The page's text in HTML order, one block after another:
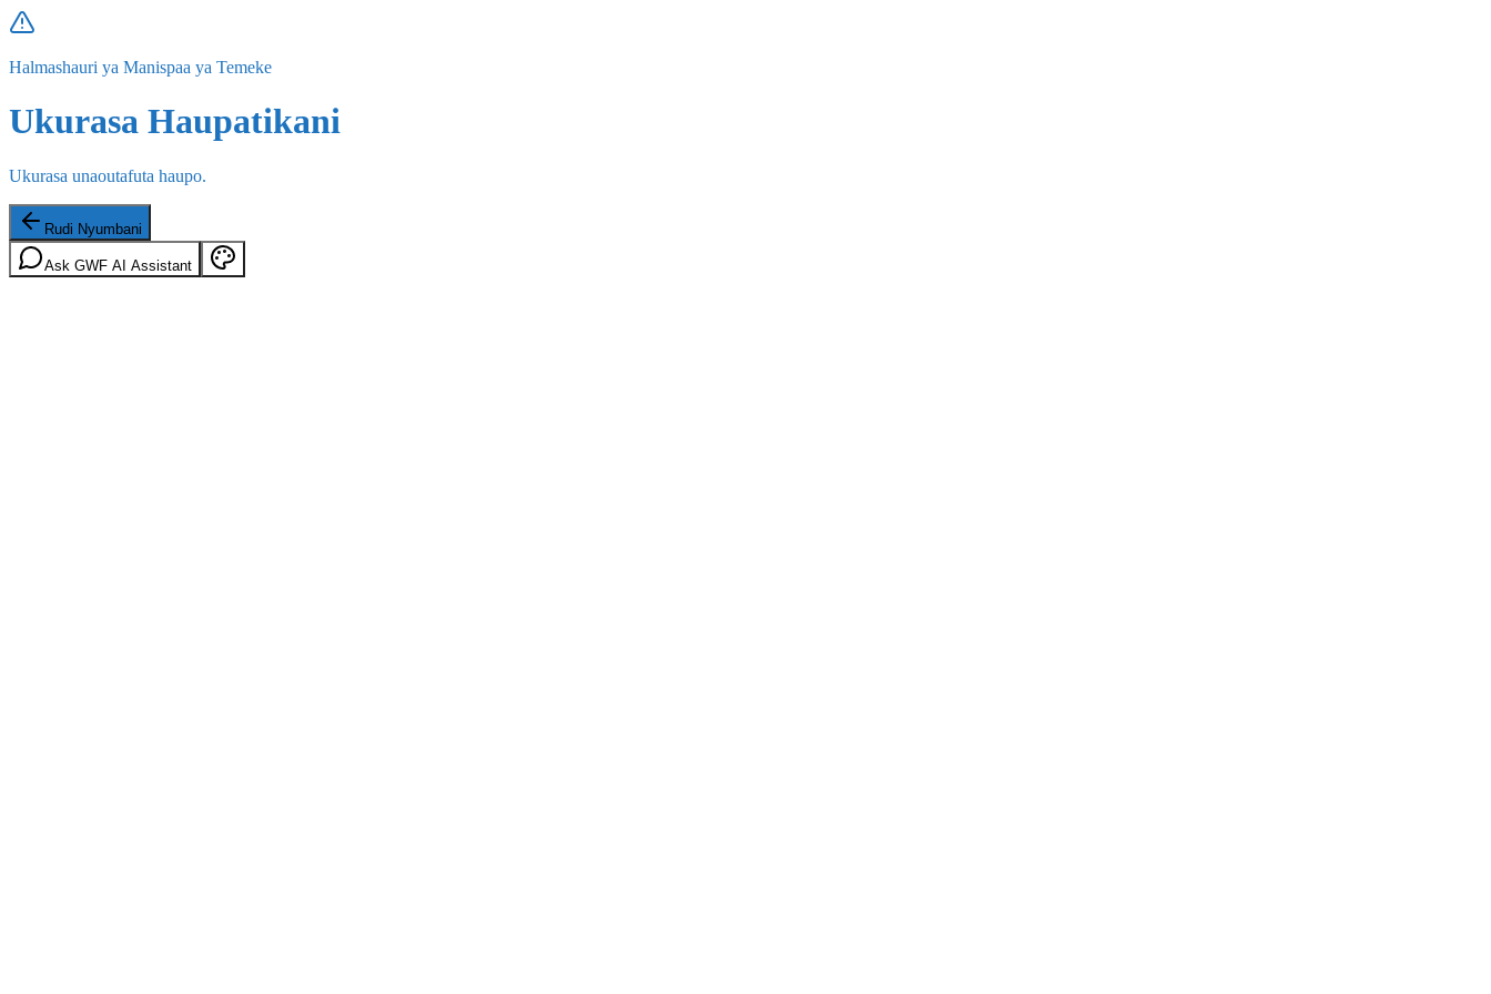
Halmashauri ya Manispaa ya Temeke
Ukurasa Haupatikani
Ukurasa unaoutafuta haupo.
Rudi Nyumbani
Ask GWF AI Assistant